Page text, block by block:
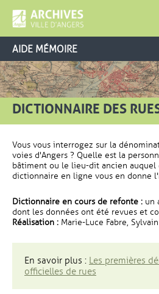
AIDE MÉMOIRE
DICTIONNAIRE DES
Vous vous interrogez sur la
voies d'Angers ? Quelle est la
bâtiment ou le lieu-dit ancien
dictionnaire en ligne vous en donne
Dictionnaire en cours de refonte : un
dont les données ont été revues et
Réalisation : Marie-Luce Fabre,
En savoir plus : Les premières
officielles de rues